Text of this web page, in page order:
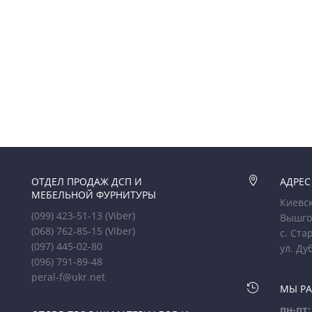
ОТДЕЛ ПРОДАЖ ДСП И
МЕБЕЛЬНОЙ ФУРНИТУРЫ
(099) 423-51-13(Viber)
(068) 762-85-15(Viber)
(097) 445-02-80
(096) 791-89-48
peral-f@ukr.net

АДРЕС
с.
ул.

МЫ